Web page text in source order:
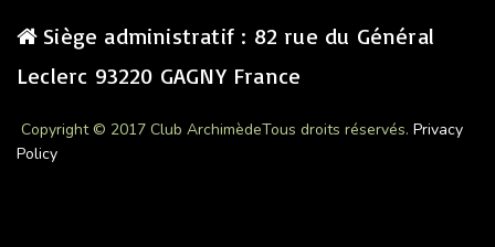
Siège administratif : 82 rue du Général
Leclerc 93220 GAGNY France
Copyright © 2017 Club ArchimèdeTous droits réservés. Privacy
Policy